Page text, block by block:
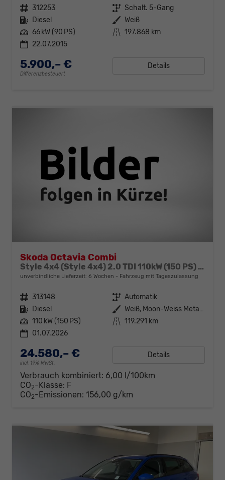
Fahrzeugnr. 312253 Getriebe Schalt. 5-Gang
Kraftstoff Diesel Außenfarbe Weiß
Leistung 66 kW (90 PS) Kilometerstand 197.868 km
22.07.2015
5.900,– €
Differenzbesteuert
Details
Skoda Octavia Combi
Style 4x4 (Style 4x4) 2.0 TDI 110kW (150 PS) 7-Gang DSG
unverbindliche Lieferzeit: 6 Wochen Fahrzeug mit Tageszulassung
Fahrzeugnr. 313148 Getriebe Automatik
Kraftstoff Diesel Außenfarbe
Weiß, Moon-Weiss Metallic (2Y)
Leistung 110 kW (150 PS) Kilometerstand 119.291 km
01.07.2026
24.580,– €
incl. 19% MwSt.
Details
Verbrauch kombiniert: 6,00 l/100km
CO2-Klasse: F
CO2-Emissionen: 156,00 g/km